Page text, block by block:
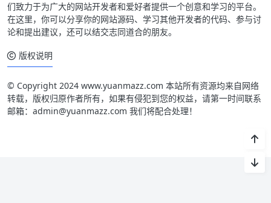
们致力于为广大的网站开发者和爱好者提供一个创意和学习的平台。
在这里，你可以分享你的网站源码、学习其他开发者的代码、参与讨
论和提出建议，还可以结交志同道合的朋友。
版权说明
© Copyright 2024 www.yuanmazz.com 本站所有资源均来自网络
转载，版权归原作者所有，如果有侵犯到您的权益，请第一时间联系
邮箱：admin@yuanmazz.com 我们将配合处理！